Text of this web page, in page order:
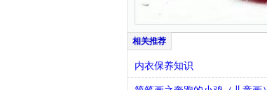
内衣保养知识